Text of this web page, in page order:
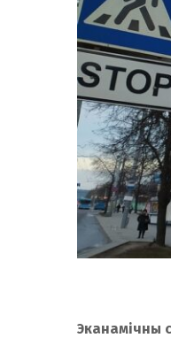
Эканамічны